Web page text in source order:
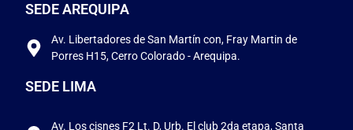
SEDE AREQUIPA
Av. Libertadores de San Martín con, Fray Martin de
Porres H15, Cerro Colorado - Arequipa.
SEDE LIMA
Av. Los cisnes F2 Lt. D, Urb. El club 2da etapa, Santa